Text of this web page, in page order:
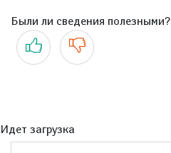
Были ли сведения полезными?
Да Нет
Идет загрузка